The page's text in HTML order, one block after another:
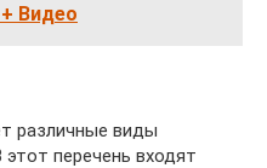
Видео
различные виды
перечень входят